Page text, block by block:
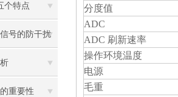
个特点
号的防干扰
重要性
分度值
ADC
ADC 刷新速率
操作环境温度
电源
毛重